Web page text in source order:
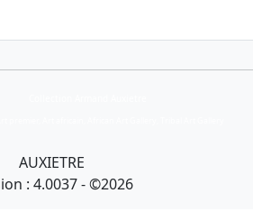
AUXIETRE
: 4.0037 - ©2026